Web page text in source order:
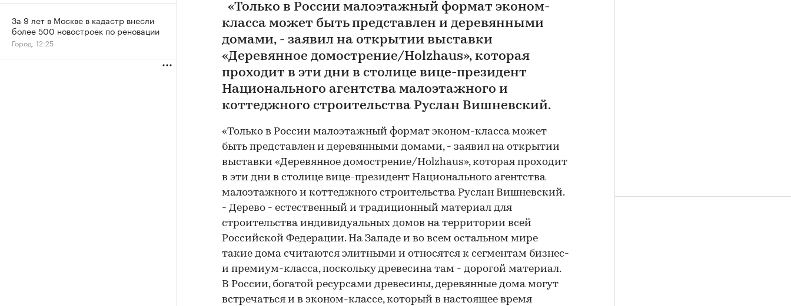
«Только в России малоэтажный формат эконом-
класса может быть представлен и деревянными
домами, - заявил на открытии выставки
«Деревянное домострение/Holzhaus», которая
проходит в эти дни в столице вице-президент
Национального агентства малоэтажного и
коттеджного строительства Руслан Вишневский.
«Только в России малоэтажный формат эконом-класса может
быть представлен и деревянными домами, - заявил на открытии
выставки «Деревянное домострение/Holzhaus», которая проходит
в эти дни в столице вице-президент Национального агентства
малоэтажного и коттеджного строительства Руслан Вишневский.
- Дерево - естественный и традиционный материал для
строительства индивидуальных домов на территории всей
Российской Федерации. На Западе и во всем остальном мире
такие дома считаются элитными и относятся к сегментам бизнес-
и премиум-класса, поскольку древесина там - дорогой материал.
В России, богатой ресурсами древесины, деревянные дома могут
встречаться и в эконом-классе, который в настоящее время
За 9 лет в Москве в кадастр внесли
более 500 новостроек по реновации
Город, 12:25